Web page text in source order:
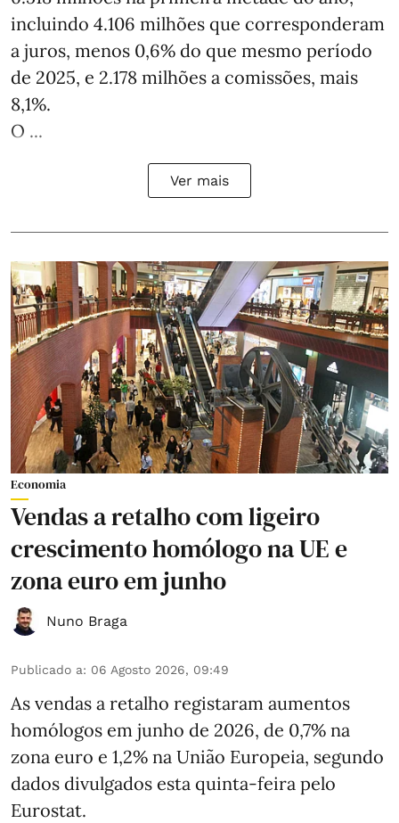
incluindo 4.106 milhões que corresponderam
a juros, menos 0,6% do que mesmo período
de 2025, e 2.178 milhões a comissões, mais
8,1%.
O ...
Ver mais
Economia
Vendas a retalho com ligeiro
crescimento homólogo na UE e
zona euro em junho
Nuno Braga
Publicado a: 06 Agosto 2026, 09:49
As vendas a retalho registaram aumentos
homólogos em junho de 2026, de 0,7% na
zona euro e 1,2% na União Europeia, segundo
dados divulgados esta quinta-feira pelo
Eurostat.